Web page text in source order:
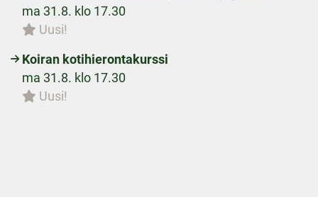
ma 31.8. klo 17.30
Uusi!
Koiran kotihierontakurssi
ma 31.8. klo 17.30
Uusi!